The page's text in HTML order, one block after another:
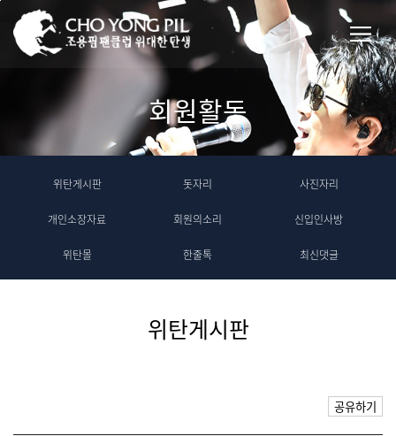
회원활동
위탄게시판 돗자리 사진자리
개인소장자료 회원의소리 신입인사방
위탄몰 한줄톡 최신댓글
위탄게시판
공유하기